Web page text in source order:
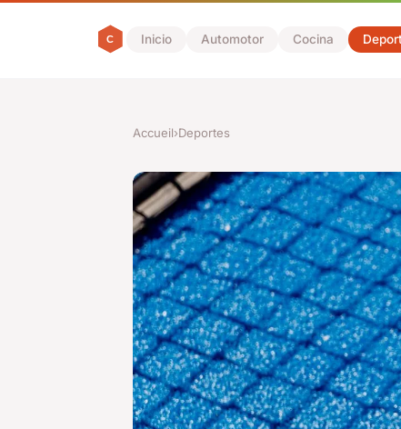
Inicio Automotor Cocina
Accueil›Deportes